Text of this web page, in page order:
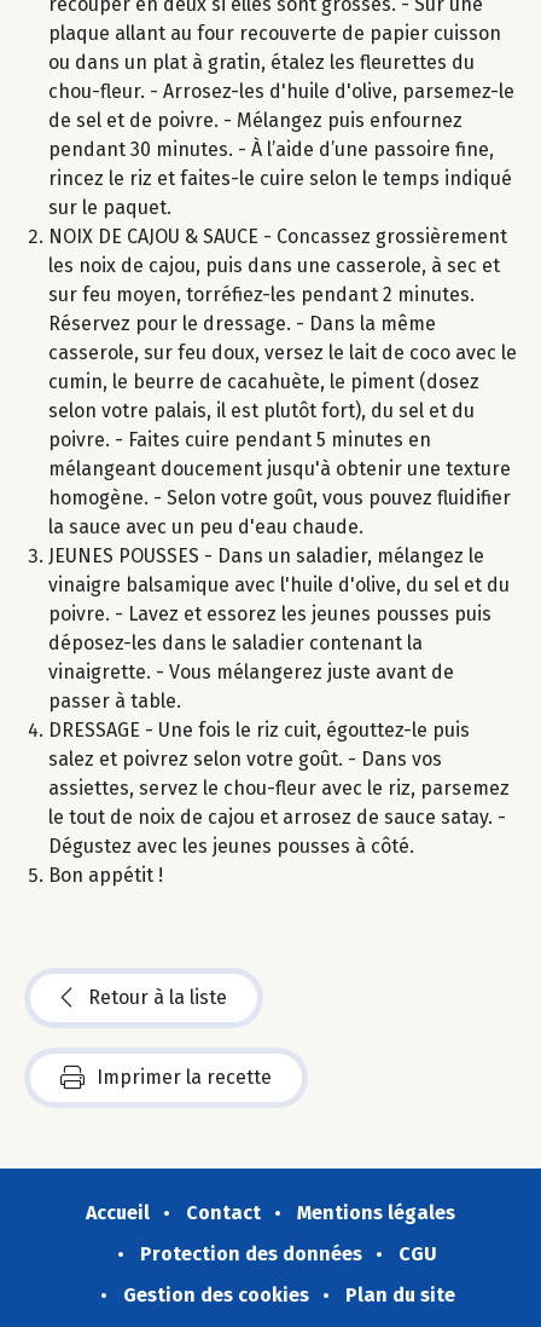
plaque allant au four recouverte de papier cuisson
ou dans un plat à gratin, étalez les fleurettes du
chou-fleur. - Arrosez-les d'huile d'olive, parsemez-le
de sel et de poivre. - Mélangez puis enfournez
pendant 30 minutes. - À l’aide d’une passoire fine,
rincez le riz et faites-le cuire selon le temps indiqué
sur le paquet.
NOIX DE CAJOU & SAUCE - Concassez grossièrement
les noix de cajou, puis dans une casserole, à sec et
sur feu moyen, torréfiez-les pendant 2 minutes.
Réservez pour le dressage. - Dans la même
casserole, sur feu doux, versez le lait de coco avec le
cumin, le beurre de cacahuète, le piment (dosez
selon votre palais, il est plutôt fort), du sel et du
poivre. - Faites cuire pendant 5 minutes en
mélangeant doucement jusqu'à obtenir une texture
homogène. - Selon votre goût, vous pouvez fluidifier
la sauce avec un peu d'eau chaude.
JEUNES POUSSES - Dans un saladier, mélangez le
vinaigre balsamique avec l'huile d'olive, du sel et du
poivre. - Lavez et essorez les jeunes pousses puis
déposez-les dans le saladier contenant la
vinaigrette. - Vous mélangerez juste avant de
passer à table.
DRESSAGE - Une fois le riz cuit, égouttez-le puis
salez et poivrez selon votre goût. - Dans vos
assiettes, servez le chou-fleur avec le riz, parsemez
le tout de noix de cajou et arrosez de sauce satay. -
Dégustez avec les jeunes pousses à côté.
Bon appétit !
Retour à la liste
Imprimer la recette
Accueil Contact
Mentions légales
Protection des données
CGU
Gestion des cookies
Plan du site